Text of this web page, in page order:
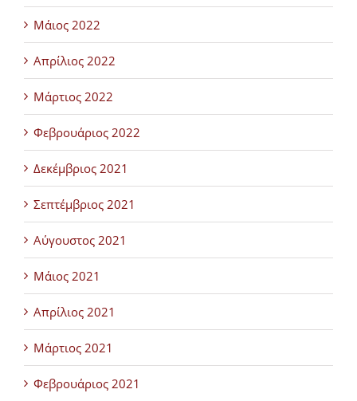
Μάιος 2022
Απρίλιος 2022
Μάρτιος 2022
Φεβρουάριος 2022
Δεκέμβριος 2021
Σεπτέμβριος 2021
Αύγουστος 2021
Μάιος 2021
Απρίλιος 2021
Μάρτιος 2021
Φεβρουάριος 2021